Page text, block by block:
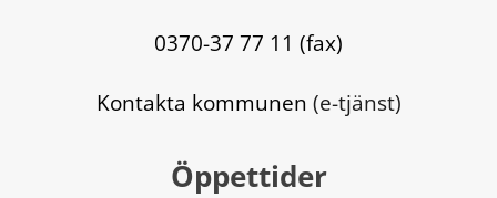
0370-37 77 11 (fax)
Kontakta kommunen (e-tjänst)
Öppettider